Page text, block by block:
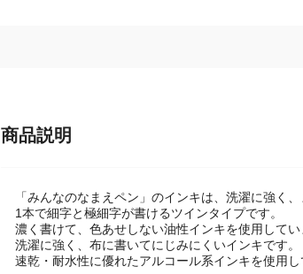
商品説明
「みんなのなまえペン」のインキは、洗濯に強く
1本で細字と極細字が書けるツインタイプです。
濃く書けて、色あせしない油性インキを使用してい
洗濯に強く、布に書いてにじみにくいインキです。
速乾・耐水性に優れたアルコール系インキを使用し